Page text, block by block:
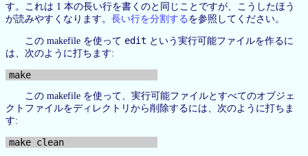
す。これは 1 本の長い行を書くのと同じことですが、こうしたほう
が読みやすくなります。 長い行を分割する を参照してください。
この makefile を使って edit という実行可能ファイルを作るに
は、次のように打ちます:
この makefile を使って、実行可能ファイルとすべてのオブジェ
クトファイルをディレクトリから削除するには、次のように打ちま
す: